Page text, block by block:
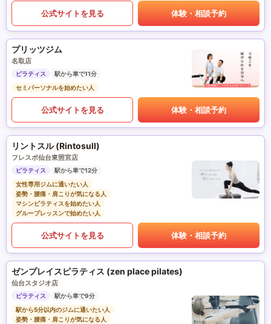
公式サイトを見る 体験・相談予約
プリッツジム
名取店
ピラティス
駅から車で11分
セミパーソナルを始めたい人
公式サイトを見る 体験・相談予約
リントスル (Rintosull)
フレスポ仙台東照宮店
ピラティス
駅から車で12分
女性専用ジムに通いたい人
姿勢・腰痛・肩こりが気になる人
マシンピラティスを始めたい人
グループレッスンで始めたい人
公式サイトを見る 体験・相談予約
ゼンプレイスピラティス (zen place pilates)
仙台スタジオ店
ピラティス
駅から車で9分
駅から5分以内のジムに通いたい人
姿勢・腰痛・肩こりが気になる人